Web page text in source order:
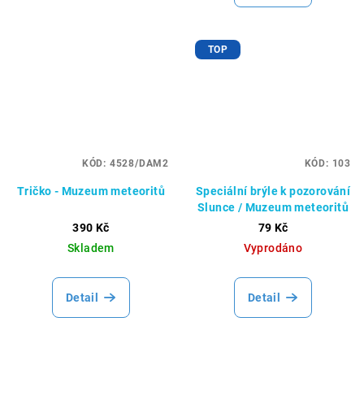
Tričko - Muzeum meteoritů
390 Kč
Skladem
Detail
KÓD: 4528/DAM2
TOP
Speciální brýle k pozorování
Slunce / Muzeum meteoritů
79 Kč
Vyprodáno
Detail
KÓD: 103